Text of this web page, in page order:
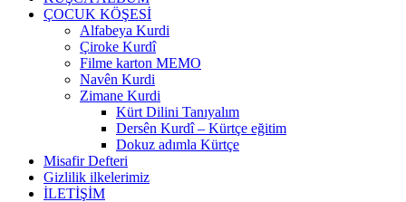
ÇOCUK KÖŞESİ
Alfabeya Kurdi
Çiroke Kurdî
Filme karton MEMO
Navên Kurdi
Zimane Kurdi
Kürt Dilini Tanıyalım
Dersên Kurdî – Kürtçe eğitim
Dokuz adımla Kürtçe
Misafir Defteri
Gizlilik ilkelerimiz
İLETİŞİM